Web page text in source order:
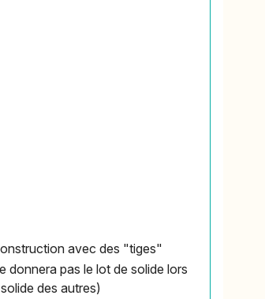
avec des "tiges"
donnera pas le lot de solide lors
des autres)